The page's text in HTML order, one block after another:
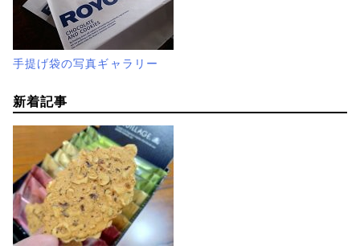
手提げ袋の写真ギャラリー
新着記事